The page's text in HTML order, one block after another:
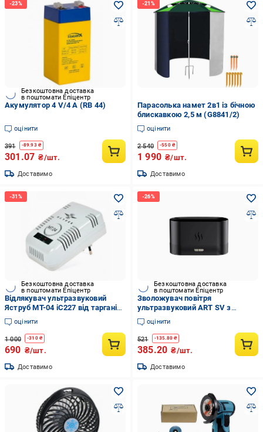
Безкоштовна доставка
в поштомати Епіцентр
Акумулятор 4 V/4 A (RB 44)
оцінити
391 -89.93₴
301.07 ₴/шт.
Доставимо
Парасолька намет 2в1 із бічною
блискавкою 2,5 м (G8841/2)
оцінити
2 540 -550₴
1 990 ₴/шт.
Доставимо
Безкоштовна доставка
в поштомати Епіцентр
Відлякувач ультразвуковий
Яструб МТ-04 iC227 від тарганів
тривалий захист Білий
оцінити
1 000 -310₴
690 ₴/шт.
Доставимо
Безкоштовна доставка
в поштомати Епіцентр
Зволожувач повітря
ультразвуковий ART SV з
імітацією полум'я USB 180 мл
(8438)
оцінити
521 -135.80₴
385.20 ₴/шт.
Доставимо